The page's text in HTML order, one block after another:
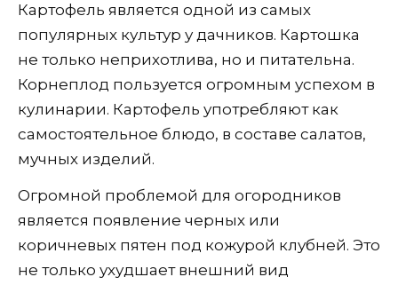
Картофель является одной из самых
популярных культур у дачников. Картошка
не только неприхотлива, но и питательна.
Корнеплод пользуется огромным успехом в
кулинарии. Картофель употребляют как
самостоятельное блюдо, в составе салатов,
мучных изделий.
Огромной проблемой для огородников
является появление черных или
коричневых пятен под кожурой клубней. Это
не только ухудшает внешний вид